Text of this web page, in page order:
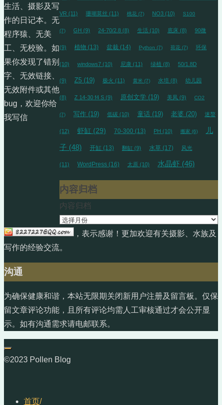
VR (11) 珊瑚莫丝 (11) 桃花 (7) NO3 (10) S100
(7) GH (9) 24-70/2.8 (8) 生活 (10) 底床 (8) 90微
(9) 植物 (13) 盆栽 (14) Python (7) 荷花 (7) 环保
(10) windows7 (10) 尼康 (11) 绿植 (8) 50/1.8D
(9) Z5 (19) 极火 (11) 黄米 (7) 水培 (8) 幼儿园
(8) Z 14-30 f4 S (9) 原创文学 (19) 美凤 (9) CO2
(7) 写作 (19) 低碳 (10) 童话 (19) 老婆 (20) 迷螯
(12) 虾缸 (29) 70-300 (13) PH (10) 搬家 (6) 儿
子 (48) 开缸 (13) 翻缸 (9) 水草 (17) 风光
(11) WordPress (16) 太原 (10) 水晶虾 (46)
内容归档
内容归档
生活、摄影及写
作的日记本。无
程序猿、无美
工、无校验。如
果你发现了错别
字、无效链接、
无效附件或其他
bug，欢迎你给
我写信
，表示感谢！更加欢迎有关摄影、水族及
写作的经验交流。
沟通
为确保健康和谐，本站无限期关闭新用户注册及留言板。仅保
留文章评论功能，且所有评论均需人工审核通过才会公开显
示。如有沟通需求请电邮联系。
©2023 Pollen Blog
首页/